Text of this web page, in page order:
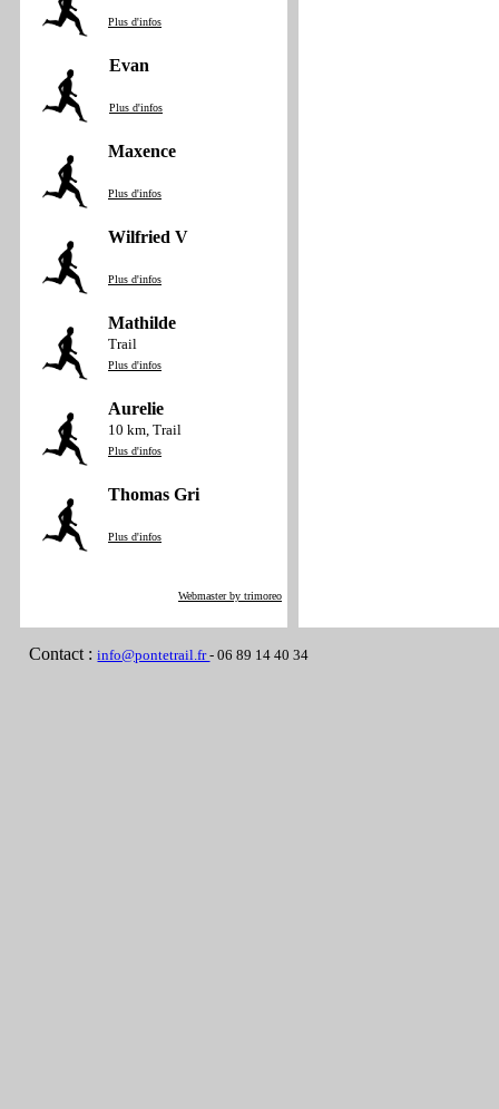
Plus d'infos
Evan
Plus d'infos
Maxence
Plus d'infos
Wilfried V
Plus d'infos
Mathilde
Trail
Plus d'infos
Aurelie
10 km, Trail
Plus d'infos
Thomas Gri
Plus d'infos
Webmaster by trimoreo
Contact :info@pontetrail.fr- 06 89 14 40 34